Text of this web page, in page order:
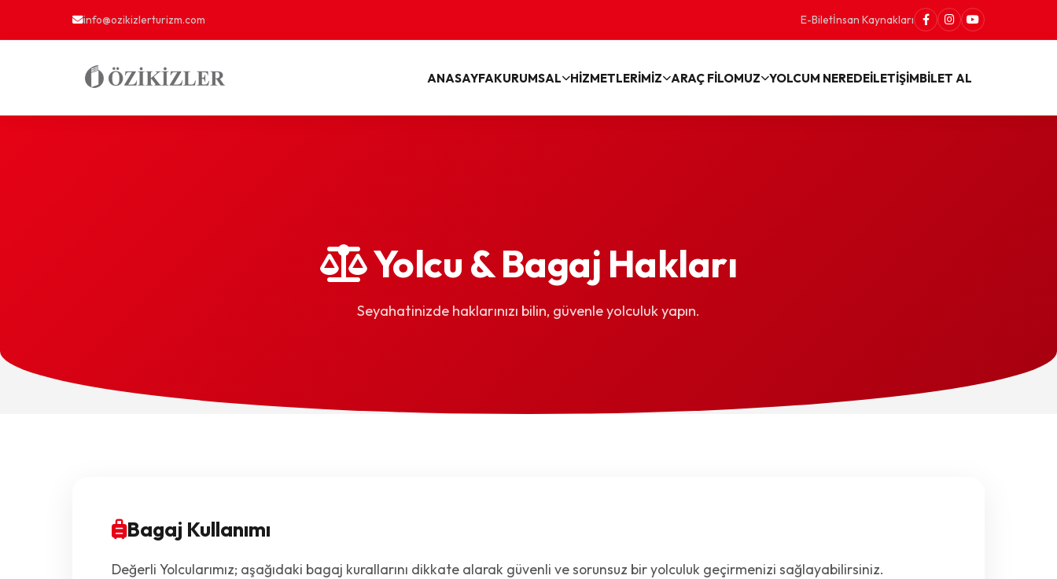
info@ozikizlerturizm.com E-Biletİnsan Kaynakları
ANASAYFAKURUMSAL HİZMETLERİMİZ ARAÇ FİLOMUZ YOLCUM NEREDEİLETİŞİMBİLET AL
Yolcu & Bagaj Hakları
Seyahatinizde haklarınızı bilin, güvenle yolculuk yapın.
Bagaj Kullanımı
Değerli Yolcularımız; aşağıdaki bagaj kurallarını dikkate alarak güvenli ve sorunsuz bir yolculuk geçirmenizi sağlayabilirsiniz.